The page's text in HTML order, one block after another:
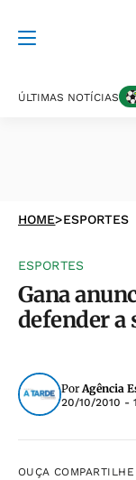
ÚLTIMAS NOTÍCIAS
HOME>ESPORTES
ESPORTES
Gana
defender a
PorAgência
20/10/2010 -
OUÇA COMPARTILHE